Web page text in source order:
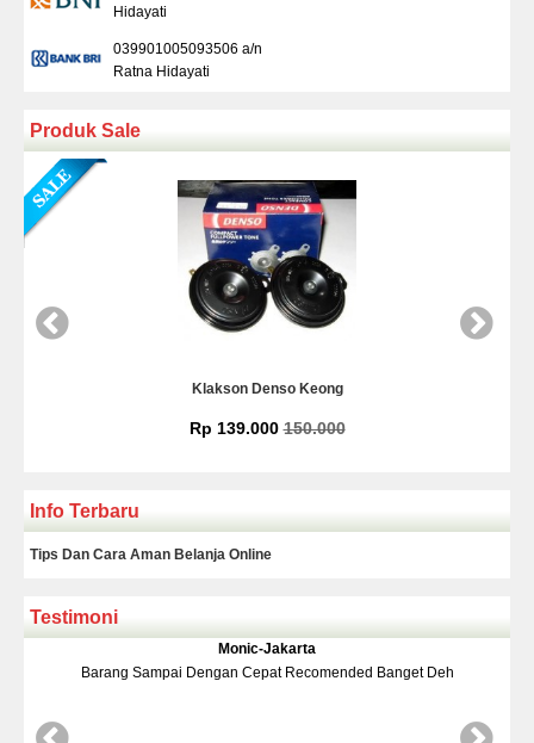
Hidayati
039901005093506 a/n
Ratna Hidayati
Produk Sale
Klakson Denso Keong
150.000
Info Terbaru
Tips Dan Cara Aman Belanja Online
Testimoni
Sampai Dengan Cepat Recomended Banget Deh
Barang Dan